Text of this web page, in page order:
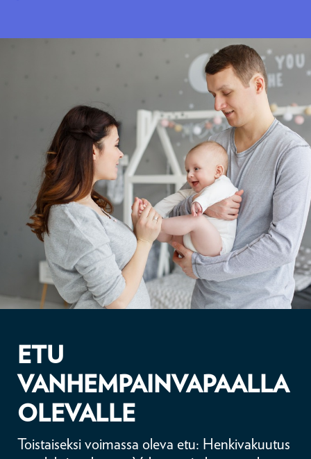
ETU
VANHEMPAINVAPAALLA
OLEVALLE
Toistaiseksi voimassa oleva etu: Henkivakuutus